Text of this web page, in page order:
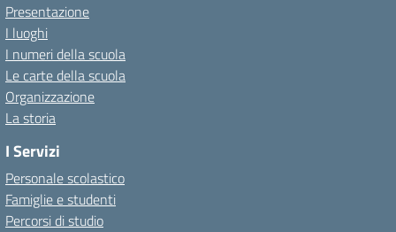
Presentazione
I luoghi
I numeri della scuola
Le carte della scuola
Organizzazione
La storia
I Servizi
Personale scolastico
Famiglie e studenti
Percorsi di studio